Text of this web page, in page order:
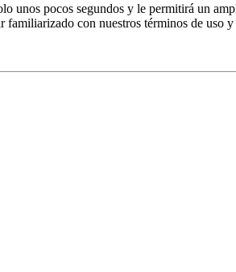
unos pocos segundos y le permitirá un
familiarizado con nuestros términos de